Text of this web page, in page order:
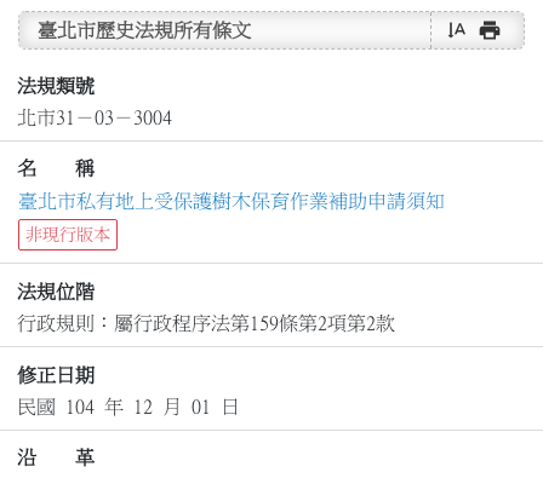
臺北市歷史法規所有條文 text_rotate_vertical print
法規類號
北市31－03－3004
名 稱
臺北市私有地上受保護樹木保育作業補助申請須知
非現行版本
法規位階
行政規則：屬行政程序法第159條第2項第2款
修正日期
民國 104 年 12 月 01 日
沿 革